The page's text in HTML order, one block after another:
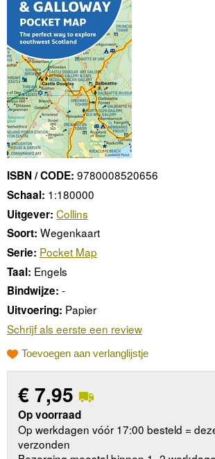
ISBN / CODE: 9780008520656
Schaal: 1:180000
Uitgever: Collins
Soort: Wegenkaart
Serie: Pocket Map
Taal: Engels
Bindwijze: -
Uitvoering: Papier
Schrijf als eerste een review
Toevoegen aan verlanglijstje
€7,95
Op voorraad
Op werkdagen vóór 17:00 besteld =
verzonden